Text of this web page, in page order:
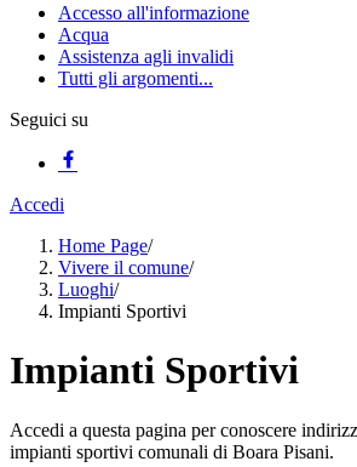
Accesso all'informazione
Acqua
Assistenza agli invalidi
Tutti gli argomenti...
Seguici su
Accedi
Home Page/
Vivere il comune/
Luoghi/
Impianti Sportivi
Impianti Sportivi
Accedi a questa pagina per conoscere
impianti sportivi comunali di Boara Pisani.